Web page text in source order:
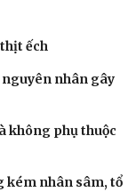
ếch
nguyên nhân gây
không phụ thuộc
kém nhân sâm, tổ